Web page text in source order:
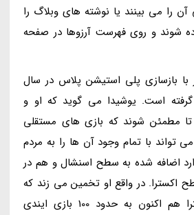
را می بینند یا نوشته های وبلاگ را
شوند و روی فهرست آرزوها در صفحه
بازسازی پلی استیشن پلاس در سال
گرفته است. یوشیدا می گوید که او و
مطمئن شوند که بازی های مستقلی
تواند با تمام وجود آن ها را به مردم
اضافه شده به سطح اسنشال و هم در
اکسترا. در واقع او تخمین می زند که
مشترکین سطح اکسترا هم اکنون به حدود 100 بازی ایندی